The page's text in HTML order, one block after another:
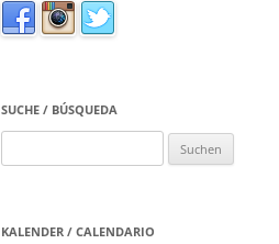
SUCHE / BÚSQUEDA
nach:
KALENDER / CALENDARIO